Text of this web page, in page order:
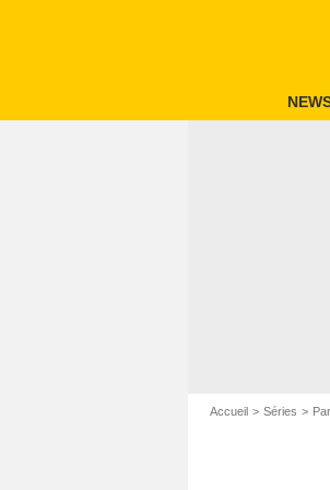
Accueil Séries